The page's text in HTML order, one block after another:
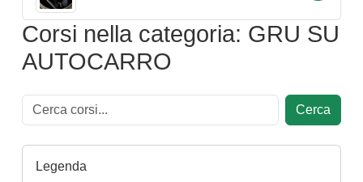
Corsi nella categoria: GRU SU
AUTOCARRO
Cerca
Legenda